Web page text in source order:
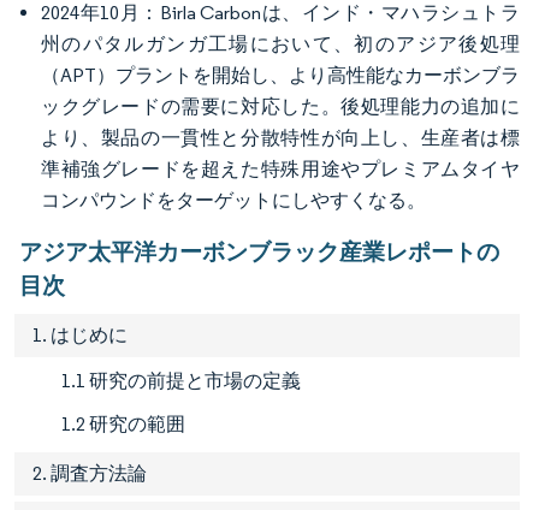
2024年10月：Birla Carbonは、インド・マハラシュトラ
州のパタルガンガ工場において、初のアジア後処理
（APT）プラントを開始し、より高性能なカーボンブラ
ックグレードの需要に対応した。後処理能力の追加に
より、製品の一貫性と分散特性が向上し、生産者は標
準補強グレードを超えた特殊用途やプレミアムタイヤ
コンパウンドをターゲットにしやすくなる。
アジア太平洋カーボンブラック産業レポートの
目次
1. はじめに
1.1 研究の前提と市場の定義
1.2 研究の範囲
2. 調査方法論